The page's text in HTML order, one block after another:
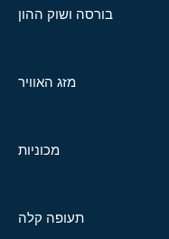
בורסה ושוק ההון
מזג האוויר
מכוניות
תעופה קלה